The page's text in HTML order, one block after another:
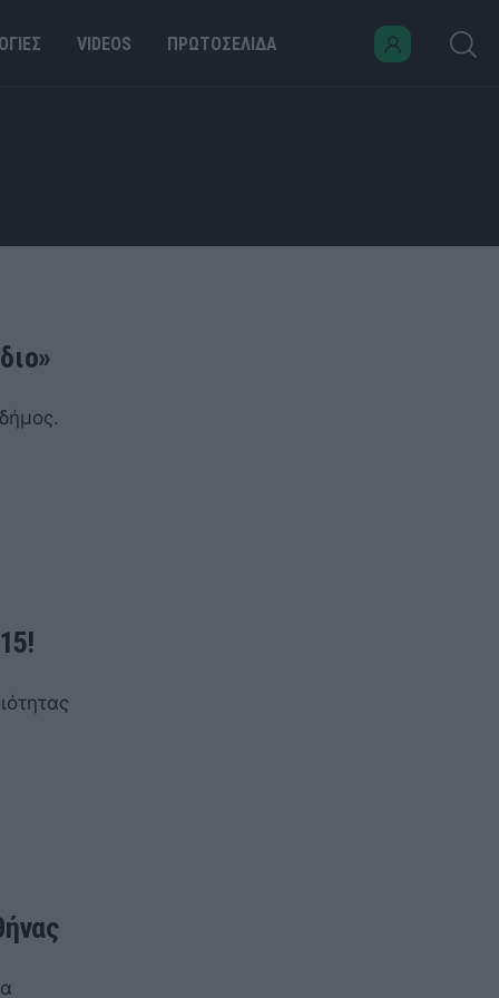
VIDEOS ΠΡΩΤΟΣΕΛΙΔΑ